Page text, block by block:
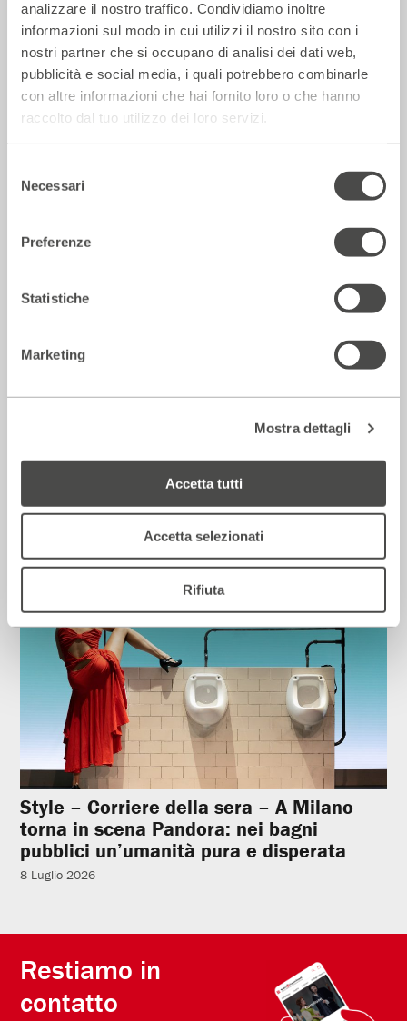
analizzare il nostro traffico. Condividiamo inoltre
informazioni sul modo in cui utilizzi il nostro sito con i
nostri partner che si occupano di analisi dei dati web,
pubblicità e social media, i quali potrebbero combinarle
con altre informazioni che hai fornito loro o che hanno
raccolto dal tuo utilizzo dei loro servizi.
delNecessari
Preferenze
Statistiche
Marketing
Mostra dettagli
Accetta tutti
Accetta selezionati
Rifiuta
La Repubblica – In scena gli eroi di
strada secondo Raffaele Viviani
14 Luglio 2026
Corriere della sera – Io, tra Ferragni e
Rassegna Stampa
Style – Corriere della sera – A Milano
torna in scena Pandora: nei bagni
pubblici un’umanità pura e disperata
8 Luglio 2026
Restiamo in
contatto